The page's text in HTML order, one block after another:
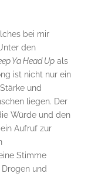
bei mir
den
Ya Head Upals
ist nicht nur ein
und
liegen. Der
Würde und den
Aufruf zur
Stimme
und